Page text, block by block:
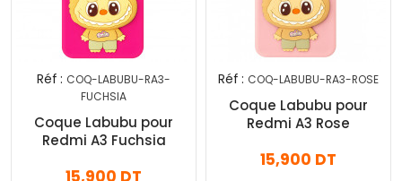
Réf : COQ-LABUBU-RA3-
FUCHSIA
Coque Labubu pour
Redmi A3 Fuchsia
Réf : COQ-LABUBU-RA3-ROSE
Coque Labubu pour
Redmi A3 Rose
15,900 DT